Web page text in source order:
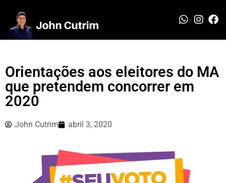
Orientações aos eleitores do MA
que pretendem concorrer em
2020
John Cutrim abril 3, 2020